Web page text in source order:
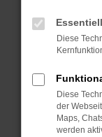
Beim Laden
Hier sind ein
Laden
Essentiell
Diese
Diese
der
Maps,
werden